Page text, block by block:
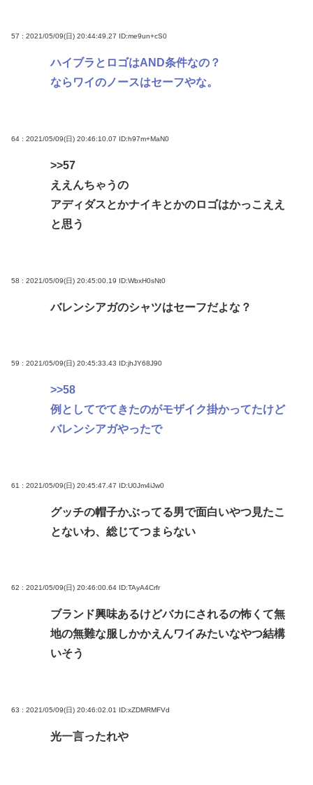
57 : 2021/05/09(日) 20:44:49.27 ID:me9un+cS0
ハイブラとロゴはAND条件なの？
ならワイのノースはセーフやな。
64 : 2021/05/09(日) 20:46:10.07 ID:h97m+MaN0
>>57
ええんちゃうの
アディダスとかナイキとかのロゴはかっこええ
と思う
58 : 2021/05/09(日) 20:45:00.19 ID:WbxH0sNt0
バレンシアガのシャツはセーフだよな？
59 : 2021/05/09(日) 20:45:33.43 ID:jhJY68J90
>>58
例としてでてきたのがモザイク掛かってたけど
バレンシアガやったで
61 : 2021/05/09(日) 20:45:47.47 ID:U0Jm4iJw0
グッチの帽子かぶってる男で面白いやつ見たこ
とないわ、総じてつまらない
62 : 2021/05/09(日) 20:46:00.64 ID:TAyA4Crfr
ブランド興味あるけどバカにされるの怖くて無
地の無難な服しかかえんワイみたいなやつ結構
いそう
63 : 2021/05/09(日) 20:46:02.01 ID:xZDMRMFVd
光一言ったれや